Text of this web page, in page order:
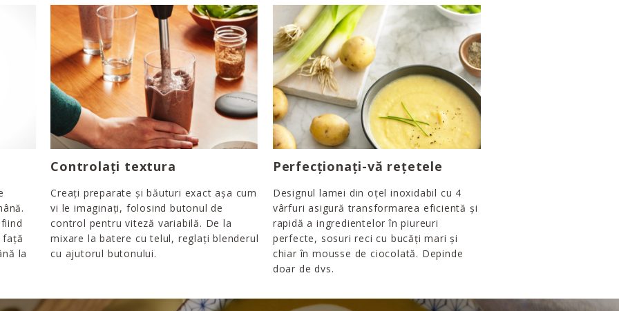
față
la
Controlați textura
Creați preparate și băuturi exact așa cum
vi le imaginați, folosind butonul de
control pentru viteză variabilă. De la
mixare la batere cu telul, reglați blenderul
cu ajutorul butonului.
Perfecționați-vă rețetele
Designul lamei din oțel inoxidabil cu 4
vârfuri asigură transformarea eficientă și
rapidă a ingredientelor în piureuri
perfecte, sosuri reci cu bucăți mari și
chiar în mousse de ciocolată. Depinde
doar de dvs.